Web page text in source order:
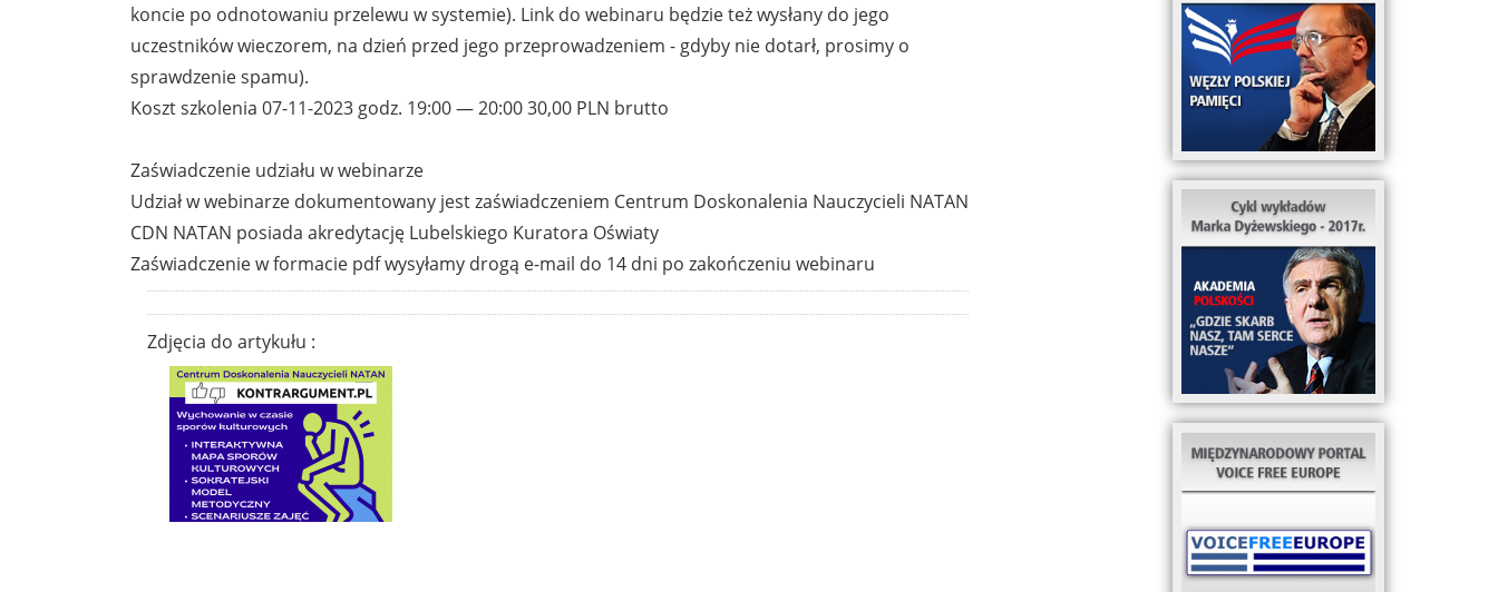
koncie po odnotowaniu przelewu w systemie). Link do webinaru będzie też wysłany do jego
uczestników wieczorem, na dzień przed jego przeprowadzeniem - gdyby nie dotarł, prosimy o
sprawdzenie spamu).
Koszt szkolenia 07-11-2023 godz. 19:00 — 20:00 30,00 PLN brutto
Zaświadczenie udziału w webinarze
Udział w webinarze dokumentowany jest zaświadczeniem Centrum Doskonalenia Nauczycieli NATAN
CDN NATAN posiada akredytację Lubelskiego Kuratora Oświaty
Zaświadczenie w formacie pdf wysyłamy drogą e-mail do 14 dni po zakończeniu webinaru
Zdjęcia do artykułu :